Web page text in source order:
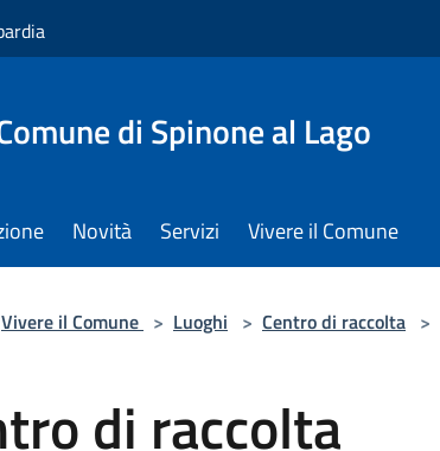
di Spinone al Lago
Novità Servizi Vivere il Comune
Vivere il Comune > Luoghi > Centro di raccolta >
di raccolta